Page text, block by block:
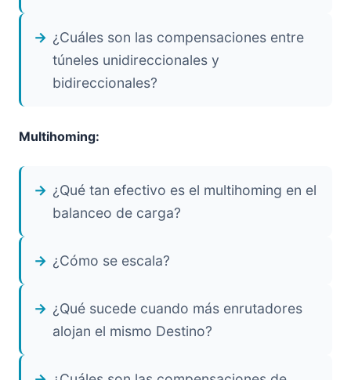
¿Cuáles son las compensaciones entre
túneles unidireccionales y
bidireccionales?
Multihoming:
¿Qué tan efectivo es el multihoming en el
balanceo de carga?
¿Cómo se escala?
¿Qué sucede cuando más enrutadores
alojan el mismo Destino?